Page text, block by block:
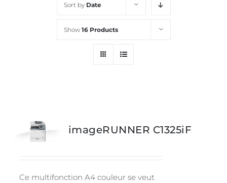
Sort by Date
Show 16 Products
imageRUNNER C1325iF
Ce multifonction A4 couleur se veut